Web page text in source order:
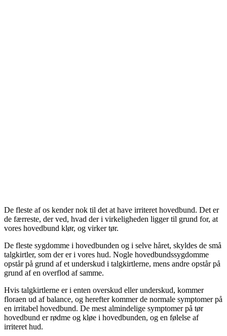
De fleste af os kender nok til det at have irriteret hovedbund. Det er
de færreste, der ved, hvad der i virkeligheden ligger til grund for, at
vores hovedbund klør, og virker tør.
De fleste sygdomme i hovedbunden og i selve håret, skyldes de små
talgkirtler, som der er i vores hud. Nogle hovedbundssygdomme
opstår på grund af et underskud i talgkirtlerne, mens andre opstår på
grund af en overflod af samme.
Hvis talgkirtlerne er i enten overskud eller underskud, kommer
floraen ud af balance, og herefter kommer de normale symptomer på
en irritabel hovedbund. De mest almindelige symptomer på tør
hovedbund er rødme og kløe i hovedbunden, og en følelse af
irriteret hud.